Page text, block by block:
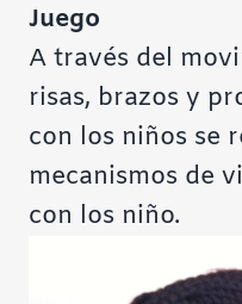
Juego
A través del
risas, brazos y
con los niños se
mecanismos de
con los niño.